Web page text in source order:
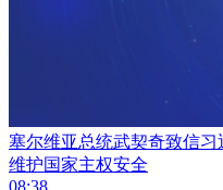
塞尔维亚总统武契奇致信
维护国家主权安全